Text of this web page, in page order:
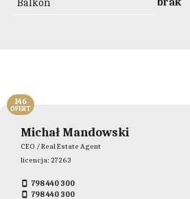
Balkon
Michał Mandowski
CEO / Real Estate Agent
licencja: 27263
798 440 300
798 440 300
146
OFERT